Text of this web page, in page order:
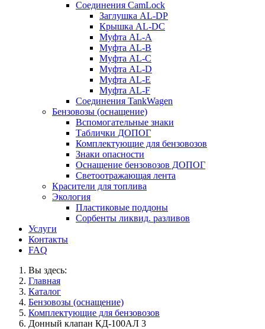
Соединения CamLock
Заглушка AL-DP
Крышка AL-DC
Муфта AL-A
Муфта AL-B
Муфта AL-C
Муфта AL-D
Муфта AL-E
Муфта AL-F
Соединения TankWagen
Бензовозы (оснащение)
Вспомогательные знаки
Таблички ДОПОГ
Комплектующие для бензовозов
Знаки опасности
Оснащение бензовозов ДОПОГ
Светоотражающая лента
Красители для топлива
Экология
Пластиковые поддоны
Сорбенты ликвид. разливов
Услуги
Контакты
FAQ
Вы здесь:
Главная
Каталог
Бензовозы (оснащение)
Комплектующие для бензовозов
Донный клапан КД-100АЛ 3